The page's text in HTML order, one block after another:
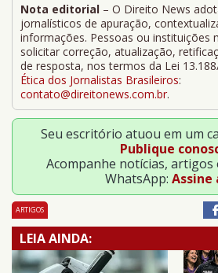
Nota editorial – O Direito News
jornalísticos de apuração,
informações. Pessoas ou instituições
solicitar correção, atualização,
de resposta, nos termos da Lei
Ética dos Jornalistas Brasileiros:
contato@direitonews.com.br.
Seu escritório atuou em um
Publique
Acompanhe notícias, artigos
WhatsApp: Assine
ARTIGOS
LEIA AINDA: